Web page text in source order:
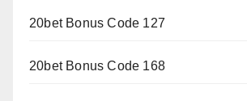
20bet Bonus Code 127
20bet Bonus Code 168